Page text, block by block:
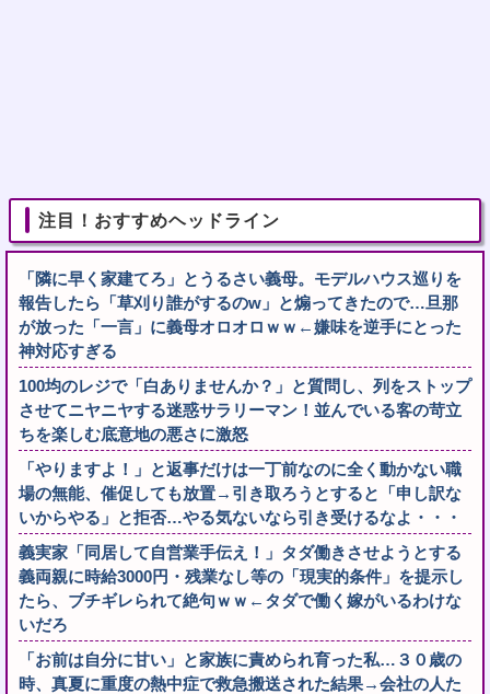
注目！おすすめヘッドライン
「隣に早く家建てろ」とうるさい義母。モデルハウス巡りを
報告したら「草刈り誰がするのw」と煽ってきたので…旦那
が放った「一言」に義母オロオロｗｗ←嫌味を逆手にとった
神対応すぎる
100均のレジで「白ありませんか？」と質問し、列をストップ
させてニヤニヤする迷惑サラリーマン！並んでいる客の苛立
ちを楽しむ底意地の悪さに激怒
「やりますよ！」と返事だけは一丁前なのに全く動かない職
場の無能、催促しても放置→引き取ろうとすると「申し訳な
いからやる」と拒否…やる気ないなら引き受けるなよ・・・
義実家「同居して自営業手伝え！」タダ働きさせようとする
義両親に時給3000円・残業なし等の「現実的条件」を提示し
たら、ブチギレられて絶句ｗｗ←タダで働く嫁がいるわけな
いだろ
「お前は自分に甘い」と家族に責められ育った私…３０歳の
時、真夏に重度の熱中症で救急搬送された結果→会社の人た